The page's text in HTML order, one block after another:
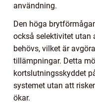
användning.
Den höga
också selektivitet utan
behövs, vilket är
tillämpningar. Detta
kortslutningsskyddet
systemet utan att
ökar.